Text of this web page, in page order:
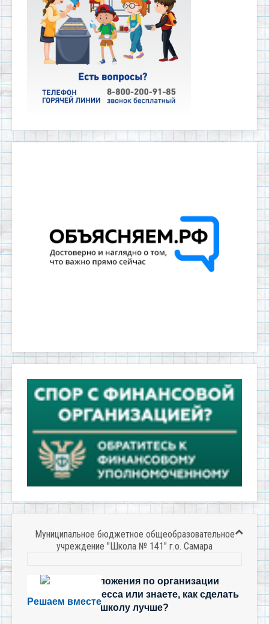
Муниципальное бюджетное общеобразовательное
учреждение "Школа № 141" г.о. Самара
Решаем вместе
Есть предложения по организации
учебного процесса или знаете, как сделать
школу лучше?